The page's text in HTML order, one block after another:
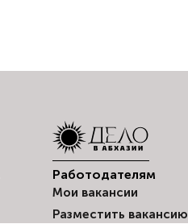
Работодателям
Мои вакансии
Разместить вакансию